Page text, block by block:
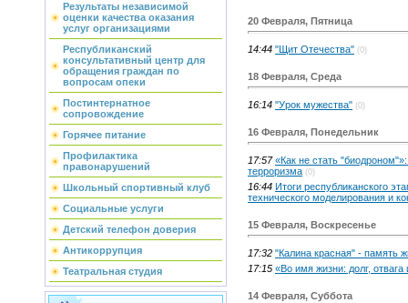
Результаты независимой
оценки качества оказания
услуг организациями
Республиканский
консультативный центр для
обращения граждан по
вопросам опеки
Постинтернатное
сопровождение
Горячее питание
Профилактика
правонарушений
Школьный спортивный клуб
Социальные услуги
Детский телефон доверия
Антикоррупция
Театральная студия
20 Февраля, Пятница
14:44 "Щит Отечества" (0)
18 Февраля, Среда
16:14 "Урок мужества" (0)
16 Февраля, Понедельник
17:57 «Как не стать
терроризма (0)
16:44 Итоги республиканского
технического моделирования и
15 Февраля, Воскресенье
17:32 "Калина красная" - память
17:15 «Во имя жизни: долг, отвага
14 Февраля, Суббота